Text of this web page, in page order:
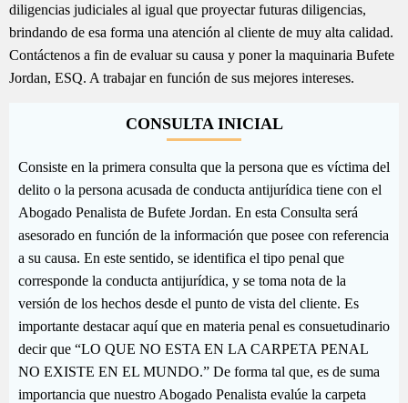
diligencias judiciales al igual que proyectar futuras diligencias,
brindando de esa forma una atención al cliente de muy alta calidad.
Contáctenos a fin de evaluar su causa y poner la maquinaria Bufete
Jordan, ESQ. A trabajar en función de sus mejores intereses.
CONSULTA INICIAL
Consiste en la primera consulta que la persona que es víctima del
delito o la persona acusada de conducta antijurídica tiene con el
Abogado Penalista de Bufete Jordan. En esta Consulta será
asesorado en función de la información que posee con referencia
a su causa. En este sentido, se identifica el tipo penal que
corresponde la conducta antijurídica, y se toma nota de la
versión de los hechos desde el punto de vista del cliente. Es
importante destacar aquí que en materia penal es consuetudinario
decir que “LO QUE NO ESTA EN LA CARPETA PENAL
NO EXISTE EN EL MUNDO.” De forma tal que, es de suma
importancia que nuestro Abogado Penalista evalúe la carpeta